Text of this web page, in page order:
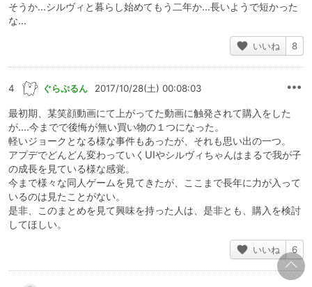
そうか…シルヴィと暮らし始めてもう二年か…長いようで短かった
な…
いいね 8
4 ぐらぷるん 2017/10/28(土) 00:08:03
最初期、某笑顔動画にて上がってた動画に触発されて購入をした
が....今までで後悔が無い買い物の１つになった。
軽いジョークとなる様な事件もあったが、それも思い出の一つ。
アプデでどんどん変わっていくUIやシルヴィちゃんはまるで我が子
の成長を見ている様な感覚。
今まで様々な同人ゲームを見てきたが、ここまで長年に力が入って
いるのは見たことがない。
是非、このまとめを見て興味を持った人は、是非とも、購入を検討
してほしい。
いいね 6